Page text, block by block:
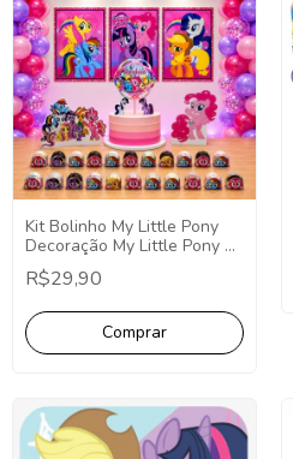
Kit Bolinho My Little Pony
Decoração My Little Pony 26
Itens (P)
R$29,90